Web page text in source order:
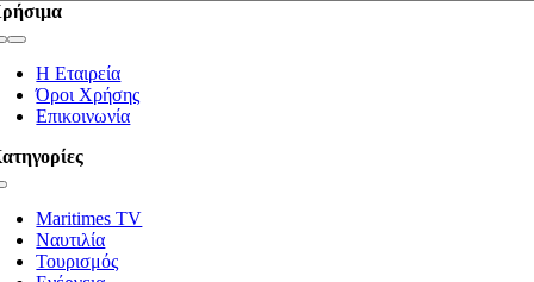
Η Εταιρεία
Όροι Χρήσης
Επικοινωνία
Maritimes TV
Ναυτιλία
Τουρισμός